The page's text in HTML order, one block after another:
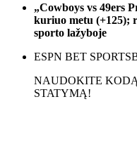
„Cowboys vs 49ers
kuriuo metu (+125);
sporto lažyboje
ESPN BET
NAUDOKITE
STATYMĄ!